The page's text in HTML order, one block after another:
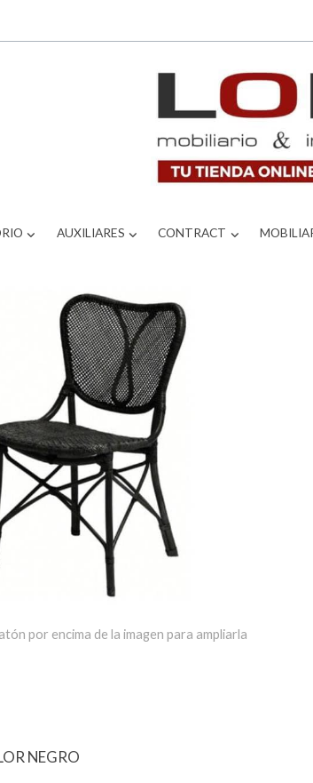
AUXILIARES CONTRACT
por encima de la imagen para ampliarla
NEGRO